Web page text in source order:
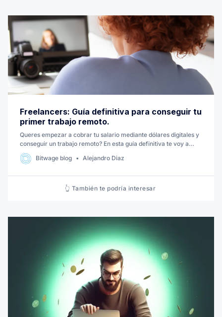
Freelancers: Guía definitiva para conseguir tu
primer trabajo remoto.
Queres empezar a cobrar tu salario mediante dólares digitales y
conseguir un trabajo remoto? En esta guía definitiva te voy a
brindar consejos, pros, contras y un horizonte claro para que
puedas empezar hoy mismo a trabajar como freelancer.
Bitwage blog Alejandro Diaz
👆 También te podría interesar